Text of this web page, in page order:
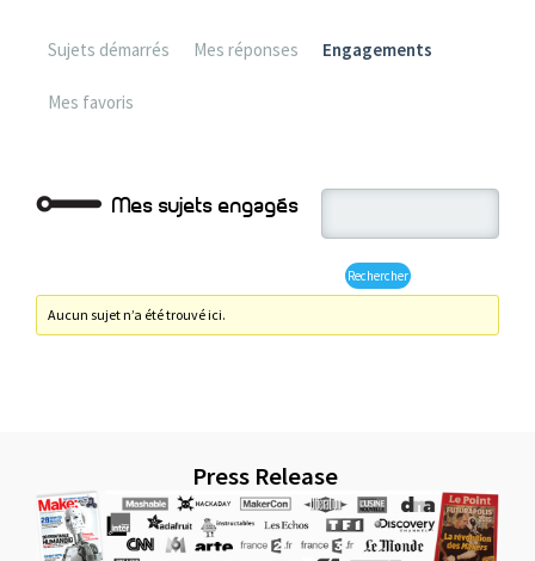
Sujets démarrés Mes réponses Engagements
Mes favoris
Mes sujets engagés
Aucun sujet n’a été trouvé ici.
Press Release